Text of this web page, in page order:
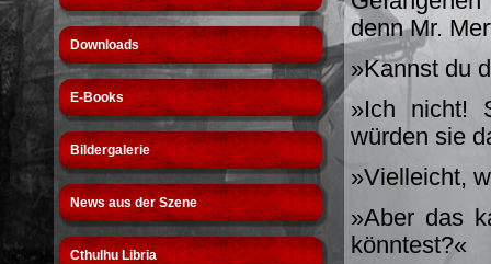
Downloads
E-Books
Bildergalerie
News aus der Szene
Cthulhu Libria
denn Mr.
»Kannst du
»Ich nicht!
würden sie
»Vielleicht,
»Aber das
könntest?«